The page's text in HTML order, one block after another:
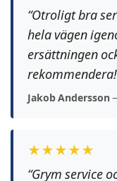
“Otroligt bra
hela vägen
ersättningen
Jakob Andersson
★★★★★
“Grym service